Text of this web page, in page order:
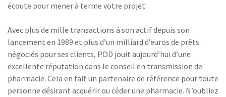
écoute pour mener à terme votre projet.
Avec plus de mille transactions à son actif depuis son
lancement en 1989 et plus d’un milliard d’euros de prêts
négociés pour ses clients, POD jouit aujourd’hui d’une
excellente réputation dans le conseil en transmission de
pharmacie. Cela en fait un partenaire de référence pour toute
personne désirant acquérir ou céder une pharmacie. N’oubliez